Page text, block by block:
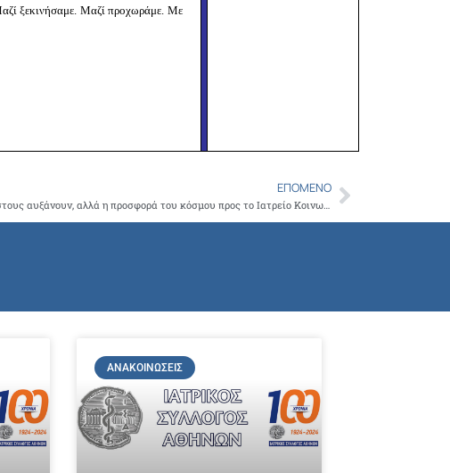
ξεκινήσαμε. Μαζί προχωράμε. Με
ΕΠΌΜΕΝΟ
Οι ανάγκες για τους ανασφάλιστους αυξάνουν, αλλά η προσφορά του κόσμου προς το Ιατρείο Κοινωνικής Αποστολής συνεχίζεται αμείωτη κάθε Σάββατο Next
ΑΝΑΚΟΙΝΏΣΕΙΣ